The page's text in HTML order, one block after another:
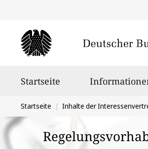
Startseite
Sie
befinden
sich
Startseite Inhalte der